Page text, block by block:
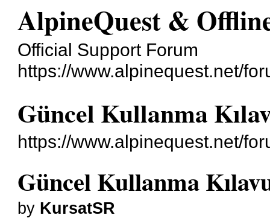
AlpineQuest &
Official Support Forum
https://www.alpinequest.net/
Güncel Kullanma
https://www.alpinequest.net/
Güncel Kullanma
by KursatSR